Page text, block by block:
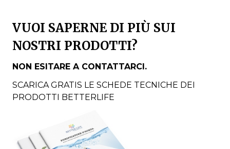
VUOI SAPERNE DI PIÙ SUI
NOSTRI PRODOTTI?
NON ESITARE A CONTATTARCI.
SCARICA GRATIS LE SCHEDE TECNICHE DEI
PRODOTTI BETTERLIFE